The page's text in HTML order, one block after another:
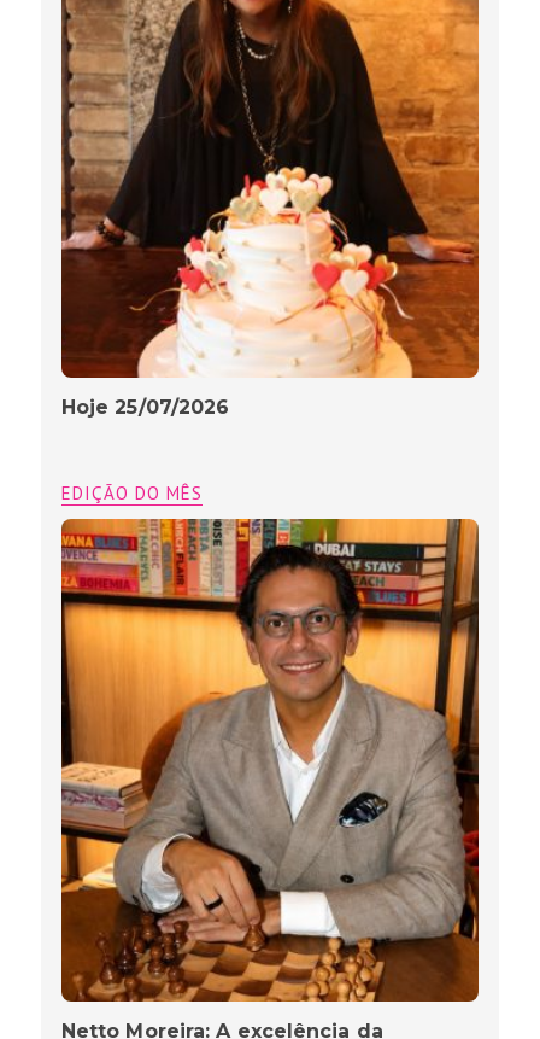
Hoje 25/07/2026
EDIÇÃO DO MÊS
Netto Moreira: A excelência da